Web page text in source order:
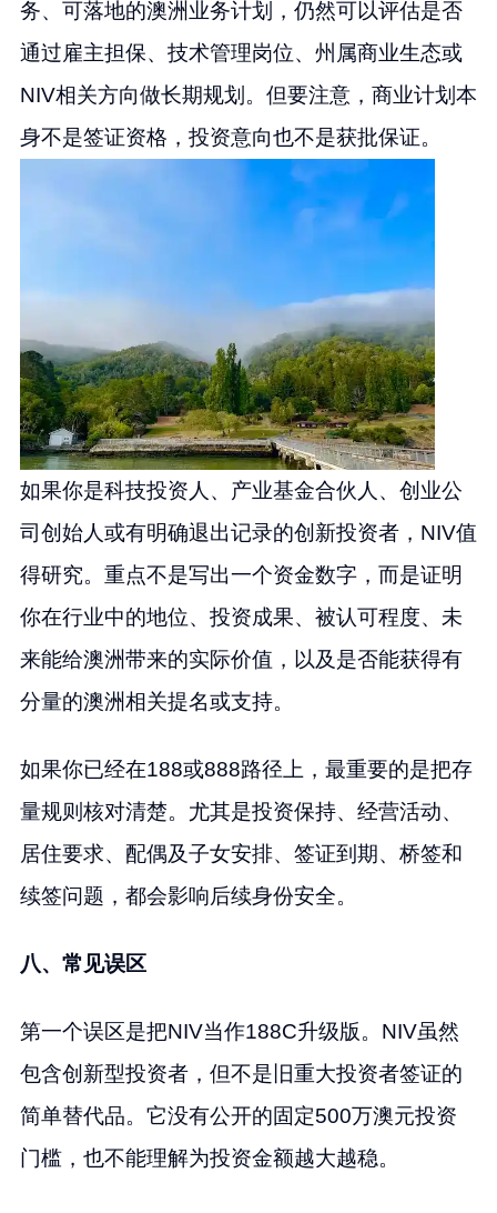
务、可落地的澳洲业务计划，仍然可以评估是否
通过雇主担保、技术管理岗位、州属商业生态或
NIV相关方向做长期规划。但要注意，商业计划本
身不是签证资格，投资意向也不是获批保证。
如果你是科技投资人、产业基金合伙人、创业公
司创始人或有明确退出记录的创新投资者，NIV值
得研究。重点不是写出一个资金数字，而是证明
你在行业中的地位、投资成果、被认可程度、未
来能给澳洲带来的实际价值，以及是否能获得有
分量的澳洲相关提名或支持。
如果你已经在188或888路径上，最重要的是把存
量规则核对清楚。尤其是投资保持、经营活动、
居住要求、配偶及子女安排、签证到期、桥签和
续签问题，都会影响后续身份安全。
八、常见误区
第一个误区是把NIV当作188C升级版。NIV虽然
包含创新型投资者，但不是旧重大投资者签证的
简单替代品。它没有公开的固定500万澳元投资
门槛，也不能理解为投资金额越大越稳。